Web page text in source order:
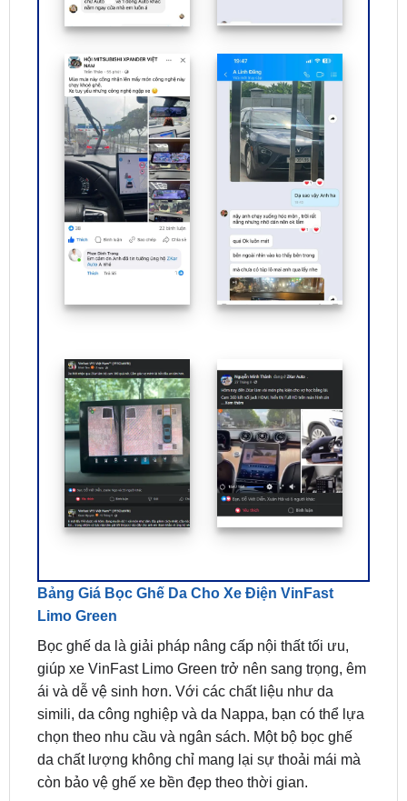
Bọc ghế da là giải pháp nâng cấp nội thất tối ưu,
giúp xe VinFast Limo Green trở nên sang trọng, êm
ái và dễ vệ sinh hơn. Với các chất liệu như da
simili, da công nghiệp và da Nappa, bạn có thể lựa
chọn theo nhu cầu và ngân sách. Một bộ bọc ghế
da chất lượng không chỉ mang lại sự thoải mái mà
còn bảo vệ ghế xe bền đẹp theo thời gian.
Chất
4 Chỗ 7 Chỗ